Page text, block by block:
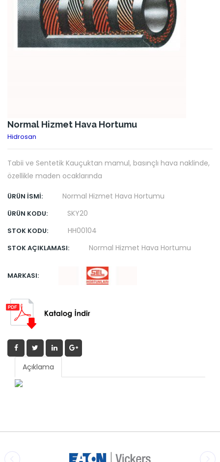
Normal Hizmet Hava Hortumu
Hidrosan
Tabii ve Sentetik Kauçuktan mamul, basınçlı hava naklinde,
özellikle maden ocaklarında
ÜRÜN İSMI: Normal Hizmet Hava Hortumu
ÜRÜN KODU: SKY20
STOK KODU: HH00104
STOK AÇIKLAMASI: Normal Hizmet Hava Hortumu
MARKASI:
Açıklama